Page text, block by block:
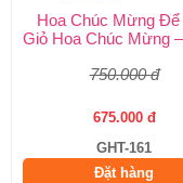
Hoa Chúc Mừng Để
Giỏ Hoa Chúc Mừng
750.000 đ
675.000 đ
GHT-161
Đặt hàng